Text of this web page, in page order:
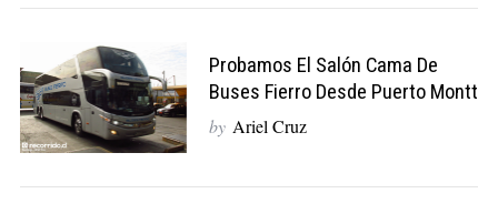
Probamos El Salón Cama De
Buses Fierro Desde Puerto Montt
by Ariel Cruz